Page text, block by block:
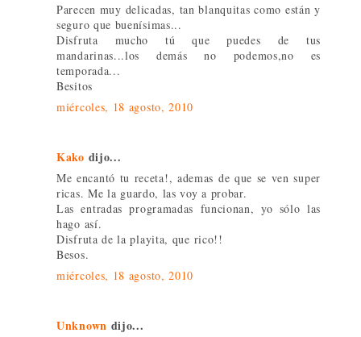
Parecen muy delicadas, tan blanquitas como están y
seguro que buenísimas...
Disfruta mucho tú que puedes de tus
mandarinas...los demás no podemos,no es
temporada...
Besitos
miércoles, 18 agosto, 2010
Kako dijo...
Me encantó tu receta!, ademas de que se ven super
ricas. Me la guardo, las voy a probar.
Las entradas programadas funcionan, yo sólo las
hago así.
Disfruta de la playita, que rico!!
Besos.
miércoles, 18 agosto, 2010
Unknown dijo...